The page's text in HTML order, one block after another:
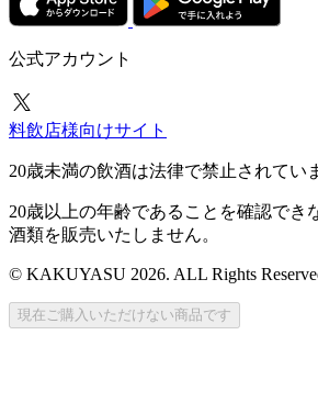
公式アカウント
料飲店様向けサイト
20歳未満の飲酒は法律で禁止されてい
20歳以上の年齢であることを確認でき
酒類を販売いたしません。
© KAKUYASU 2026. ALL Rights
現在ご購入いただけない商品です